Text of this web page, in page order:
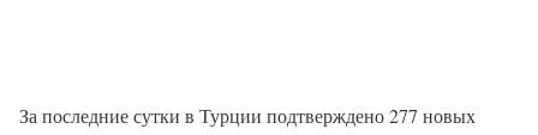
За последние сутки в Турции подтверждено 277 новых